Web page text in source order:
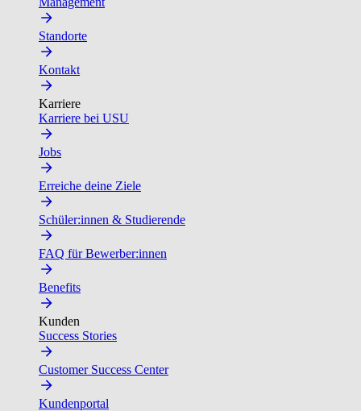
Standorte
Kontakt
Karriere
Karriere bei USU
Jobs
Erreiche deine Ziele
Schüler:innen & Studierende
FAQ für Bewerber:innen
Benefits
Kunden
Success Stories
Customer Success Center
Kundenportal